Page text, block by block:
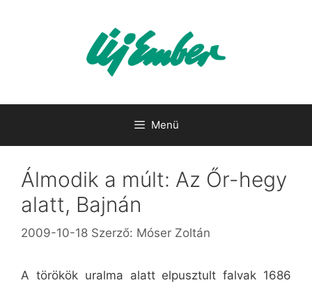
Menü
Álmodik a múlt: Az Őr-hegy
alatt, Bajnán
2009-10-18 Szerző: Móser Zoltán
A törökök uralma alatt elpusztult falvak 1686